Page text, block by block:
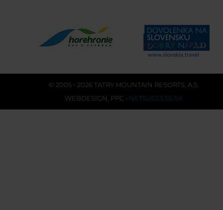
© 2005 - 2026 TATRY MOUNTAIN RESORTS, A.S.
WEBDESIGN PPC › NETSUCCESS.SK